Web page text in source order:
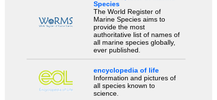
Species
The World Register of
Marine Species aims to
provide the most
authoritative list of names of
all marine species globally,
ever published.
encyclopedia of life
Information and pictures of
all species known to
science.